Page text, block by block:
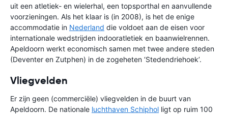
uit een atletiek- en wielerhal, een topsporthal en aanvullende
voorzieningen. Als het klaar is (in 2008), is het de enige
accommodatie in Nederland die voldoet aan de eisen voor
internationale wedstrijden indooratletiek en baanwielrennen.
Apeldoorn werkt economisch samen met twee andere steden
(Deventer en Zutphen) in de zogeheten ‘Stedendriehoek’.
Vliegvelden
Er zijn geen (commerciële) vliegvelden in de buurt van
Apeldoorn. De nationale luchthaven Schiphol ligt op ruim 100